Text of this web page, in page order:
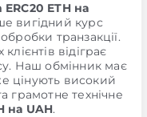
ETH на
вигідний курс
транзакції.
відіграє
Наш обмінник має
цінують високий
грамотне технічне
на UAH.